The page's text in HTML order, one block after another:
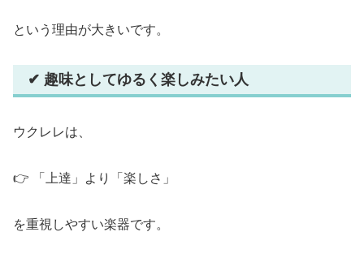
という理由が大きいです。
✔ 趣味としてゆるく楽しみたい人
ウクレレは、
👉 「上達」より「楽しさ」
を重視しやすい楽器です。